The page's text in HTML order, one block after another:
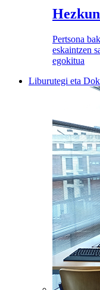
Pertsona
eskaintzen
egokitua
Liburutegi eta